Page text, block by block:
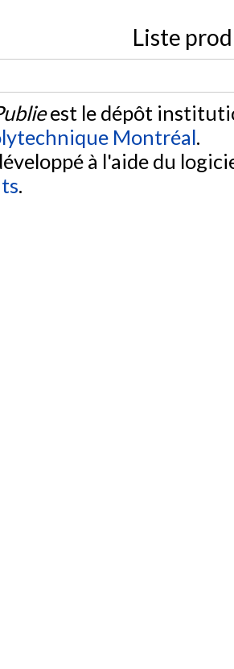
Liste
est le dépôt
Montréal.
à l'aide du
.